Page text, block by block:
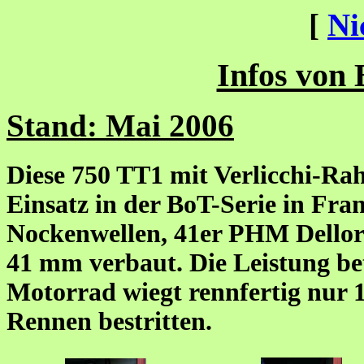
[
Infos von
Stand: Mai 2006
Diese 750 TT1 mit Verlicchi-
Einsatz in der BoT-Serie in
Nockenwellen, 41er PHM
41 mm verbaut. Die Leistung
Motorrad wiegt rennfertig nur
Rennen bestritten.